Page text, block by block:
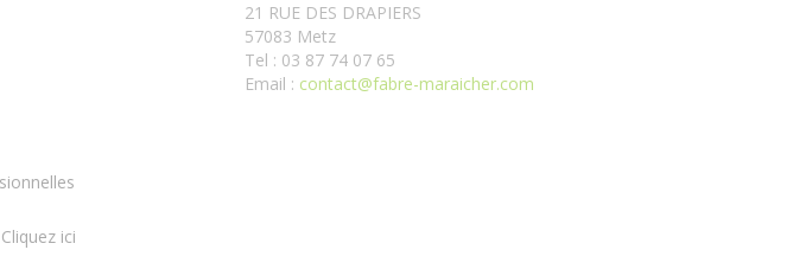
ici
21 RUE DES DRAPIERS
57083 Metz
Tel : 03 87 74 07 65
Email : contact@fabre-maraicher.com